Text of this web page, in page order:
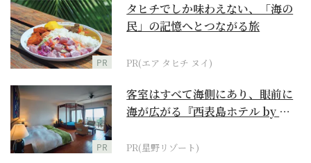
PR
タヒチでしか味わえない、「海の
民」の記憶へとつながる旅
PR(エア タヒチ ヌイ)
PR
客室はすべて海側にあり、眼前に
海が広がる『西表島ホテル by 星
PR(星野リゾート)